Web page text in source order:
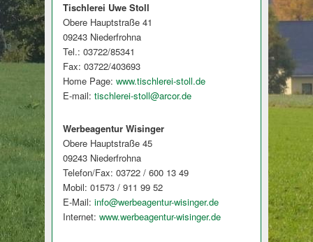
Tischlerei Uwe Stoll
Obere Hauptstraße 41
09243 Niederfrohna
Tel.: 03722/85341
Fax: 03722/403693
Home Page: www.tischlerei-stoll.de
E-mail: tischlerei-stoll@arcor.de
Werbeagentur Wisinger
Obere Hauptstraße 45
09243 Niederfrohna
Telefon/Fax: 03722 / 600 13 49
Mobil: 01573 / 911 99 52
E-Mail: info@werbeagentur-wisinger.de
Internet: www.werbeagentur-wisinger.de